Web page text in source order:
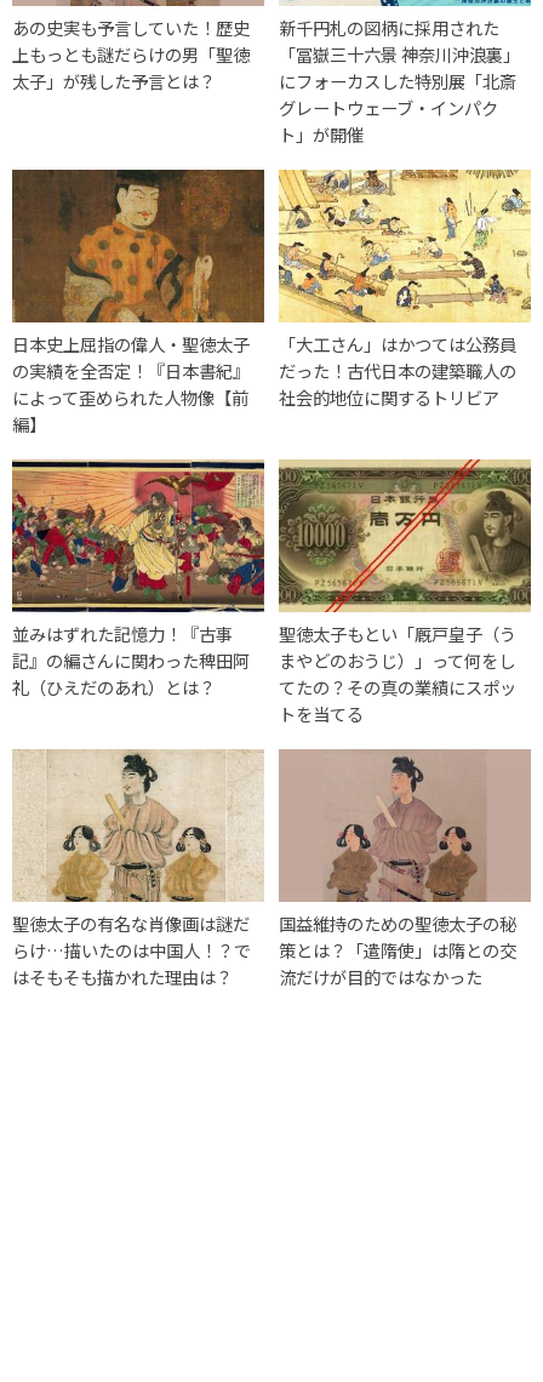
あの史実も予言していた！歴史
上もっとも謎だらけの男「聖徳
太子」が残した予言とは？
新千円札の図柄に採用された
「冨嶽三十六景 神奈川沖浪裏」
にフォーカスした特別展「北斎
グレートウェーブ・インパク
ト」が開催
日本史上屈指の偉人・聖徳太子
の実績を全否定！『日本書紀』
によって歪められた人物像【前
編】
「大工さん」はかつては公務員
だった！古代日本の建築職人の
社会的地位に関するトリビア
並みはずれた記憶力！『古事
記』の編さんに関わった稗田阿
礼（ひえだのあれ）とは？
聖徳太子もとい「厩戸皇子（う
まやどのおうじ）」って何をし
てたの？その真の業績にスポッ
トを当てる
聖徳太子の有名な肖像画は謎だ
らけ…描いたのは中国人！？で
はそもそも描かれた理由は？
国益維持のための聖徳太子の秘
策とは？「遣隋使」は隋との交
流だけが目的ではなかった